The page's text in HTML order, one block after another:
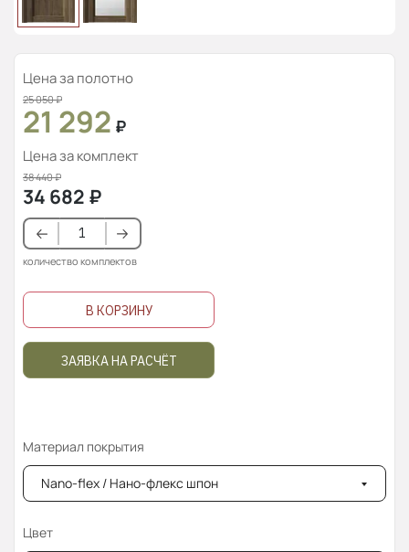
Цена за полотно
25 050₽
21 292 ₽
Цена за комплект
38 440₽
34 682 ₽
количество комплектов
В КОРЗИНУ
ЗАЯВКА НА РАСЧЁТ
Материал покрытия
Nano-flex / Нано-флекс шпон
Цвет